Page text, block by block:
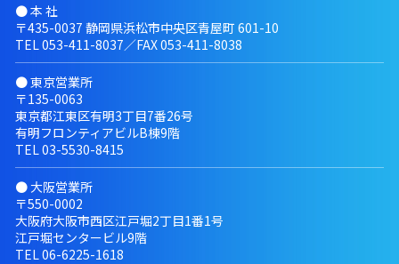
● 本 社
〒435-0037 静岡県浜松市中央区青屋町 601-10
TEL 053-411-8037／FAX 053-411-8038
● 東京営業所
〒135-0063
東京都江東区有明3丁目7番26号
有明フロンティアビルB棟9階
TEL 03-5530-8415
● 大阪営業所
〒550-0002
大阪府大阪市西区江戸堀2丁目1番1号
江戸堀センタービル9階
TEL 06-6225-1618